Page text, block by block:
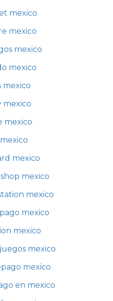
mexico
mexico
mexico
mexico
mexico
mexico
mexico
mexico
mexico
mexico
mexico
mexico
mexico
mexico
en mexico